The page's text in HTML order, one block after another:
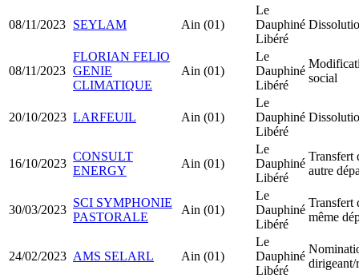
08/11/2023 SEYLAM Ain (01)
Le
Dauphiné
Libéré
08/11/2023
FLORIAN FELIO
GENIE
CLIMATIQUE
Ain (01)
Le
Dauphiné
Libéré
social
20/10/2023 LARFEUIL Ain (01)
Le
Dauphiné
Libéré
16/10/2023
CONSULT
ENERGY
Ain (01)
Le
Dauphiné
Libéré
Transfert
autre
30/03/2023
SCI SYMPHONIE
PASTORALE
Ain (01)
Le
Dauphiné
Libéré
Transfert
même
24/02/2023 AMS SELARL Ain (01)
Le
Dauphiné
Libéré
dirigeant/